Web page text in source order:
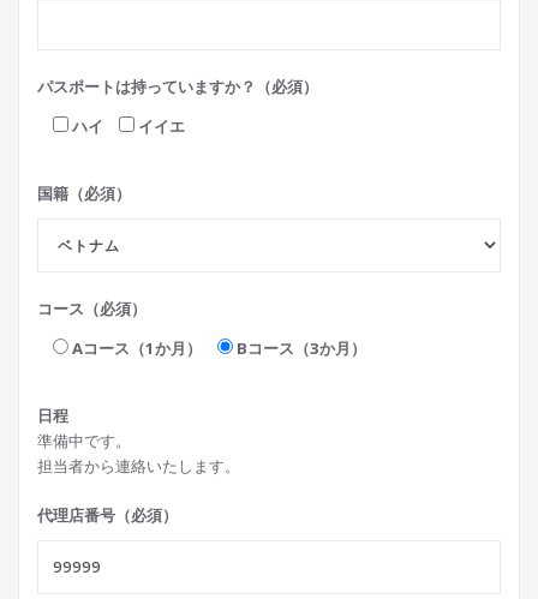
パスポートは持っていますか？（必須）
ハイ
イイエ
国籍（必須）
コース（必須）
Aコース（1か月）
Bコース（3か月）
日程
準備中です。
担当者から連絡いたします。
代理店番号（必須）